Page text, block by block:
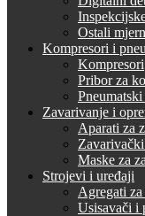
Ostali
Kompresori i
Kompresori
Pribor za
Pneumatski
Zavarivanje i
Aparati za
Maske za
Strojevi i uređaji
Agregati za
Usisavači i